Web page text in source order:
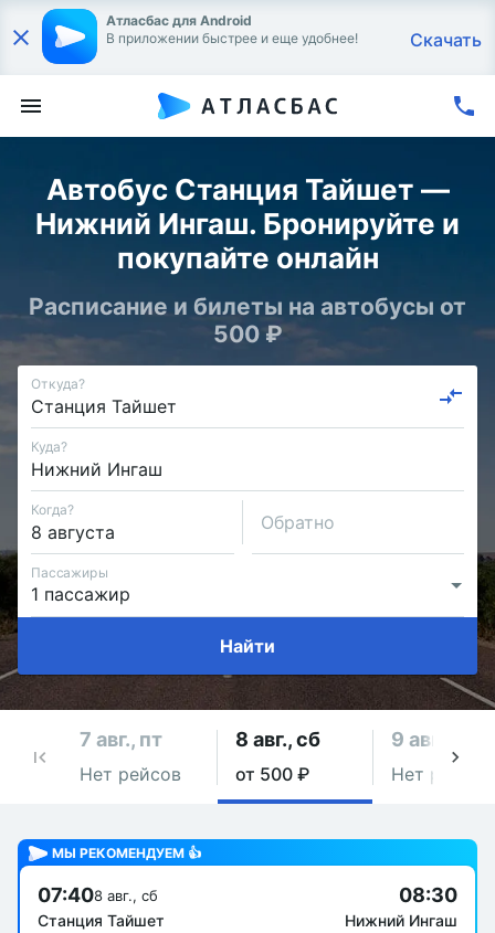
Атласбас для Android
В приложении быстрее и еще удобнее!
Скачать
Автобус Станция Тайшет —
Нижний Ингаш. Бронируйте и
покупайте онлайн
Расписание и билеты на автобусы от
500 ₽
Откуда?
Куда?
Когда?
Обратно
Пассажиры
Найти
7 авг., пт
Нет рейсов
8 авг., сб
от 500 ₽
9 авг., вс
Нет рейсов
МЫ РЕКОМЕНДУЕМ 👍
07:408 авг., сб
Станция Тайшет
08:30
Нижний Ингаш